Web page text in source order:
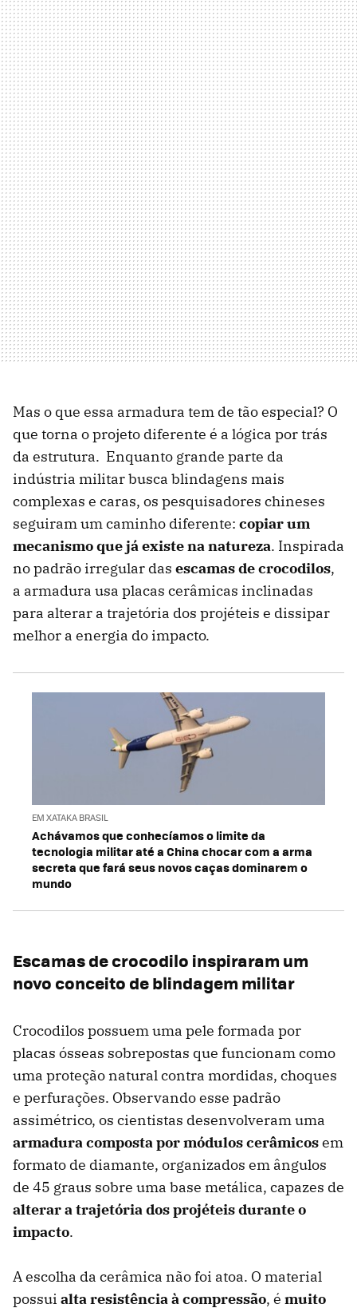
Mas o que essa armadura tem de tão especial? O
que torna o projeto diferente é a lógica por trás
da estrutura. Enquanto grande parte da
indústria militar busca blindagens mais
complexas e caras, os pesquisadores chineses
seguiram um caminho diferente: copiar um
mecanismo que já existe na natureza. Inspirada
no padrão irregular das escamas de crocodilos,
a armadura usa placas cerâmicas inclinadas
para alterar a trajetória dos projéteis e dissipar
melhor a energia do impacto.
EM XATAKA BRASIL
Achávamos que conhecíamos o limite da
tecnologia militar até a China chocar com a arma
secreta que fará seus novos caças dominarem o
mundo
Escamas de crocodilo inspiraram um
novo conceito de blindagem militar
Crocodilos possuem uma pele formada por
placas ósseas sobrepostas que funcionam como
uma proteção natural contra mordidas, choques
e perfurações. Observando esse padrão
assimétrico, os cientistas desenvolveram uma
armadura composta por módulos cerâmicosem
formato de diamante, organizados em ângulos
de 45 graus sobre uma base metálica, capazes de
alterar a trajetória dos projéteis durante o
impacto.
A escolha da cerâmica não foi atoa. O material
possui alta resistência à compressão, é muito